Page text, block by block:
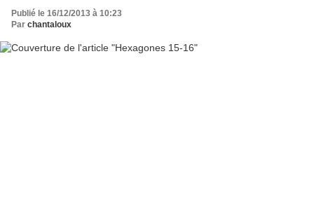
Publié le 16/12/2013 à 10:23
Par chantaloux